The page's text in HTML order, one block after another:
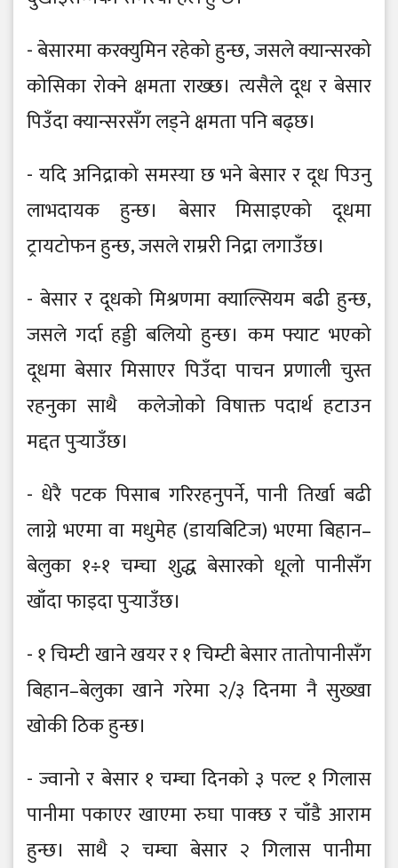
- बेसारमा करक्युमिन रहेको हुन्छ, जसले क्यान्सरको
कोसिका रोक्ने क्षमता राख्छ। त्यसैले दूध र बेसार
पिउँदा क्यान्सरसँग लड्ने क्षमता पनि बढ्छ।
- यदि अनिद्राको समस्या छ भने बेसार र दूध पिउनु
लाभदायक हुन्छ। बेसार मिसाइएको दूधमा
ट्रायटोफन हुन्छ, जसले राम्ररी निद्रा लगाउँछ।
- बेसार र दूधको मिश्रणमा क्याल्सियम बढी हुन्छ,
जसले गर्दा हड्डी बलियो हुन्छ। कम फ्याट भएको
दूधमा बेसार मिसाएर पिउँदा पाचन प्रणाली चुस्त
रहनुका साथै कलेजोको विषाक्त पदार्थ हटाउन
मद्दत पुर्‍याउँछ।
- धेरै पटक पिसाब गरिरहनुपर्ने, पानी तिर्खा बढी
लाग्ने भएमा वा मधुमेह (डायबिटिज) भएमा बिहान–
बेलुका १÷१ चम्चा शुद्ध बेसारको धूलो पानीसँग
खाँदा फाइदा पुर्‍याउँछ।
- १ चिम्टी खाने खयर र १ चिम्टी बेसार तातोपानीसँग
बिहान–बेलुका खाने गरेमा २/३ दिनमा नै सुख्खा
खोकी ठिक हुन्छ।
- ज्वानो र बेसार १ चम्चा दिनको ३ पल्ट १ गिलास
पानीमा पकाएर खाएमा रुघा पाक्छ र चाँडै आराम
हुन्छ। साथै २ चम्चा बेसार २ गिलास पानीमा